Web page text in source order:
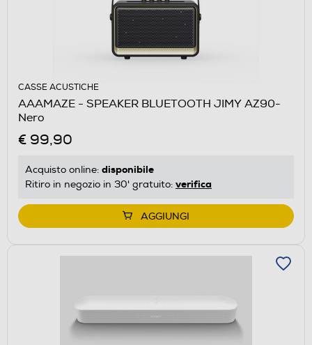
CASSE ACUSTICHE
AAAMAZE - SPEAKER BLUETOOTH JIMY AZ90-
Nero
€ 99,90
Acquisto online: disponibile
Ritiro in negozio in 30' gratuito: verifica
AGGIUNGI